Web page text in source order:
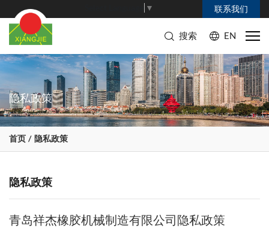
联系我们
▼
EN
搜索
隐私政策
首页 隐私政策
隐私政策
青岛祥杰橡胶机械制造有限公司隐私政策